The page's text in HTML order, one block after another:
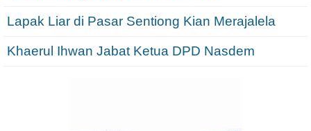
Lapak Liar di Pasar Sentiong Kian Merajalela
Khaerul Ihwan Jabat Ketua DPD Nasdem